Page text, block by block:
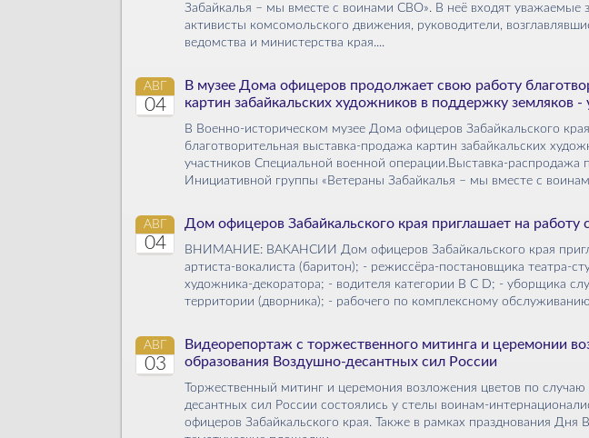
Забайкалья – мы вместе с воинами СВО». В неё входят уважаемые
активисты комсомольского движения, руководители,
ведомства и министерства края....
АВГ
04
В музее Дома офицеров продолжает свою работу
картин забайкальских художников в поддержку земляков
В Военно-историческом музее Дома офицеров Забайкальского
благотворительная выставка-продажа картин забайкальских
участников Специальной военной операции.Выставка-распродажа
Инициативной группы «Ветераны Забайкалья – мы вместе с
АВГ
04
Дом офицеров Забайкальского края приглашает на работу
ВНИМАНИЕ: ВАКАНСИИ Дом офицеров Забайкальского края
артиста-вокалиста (баритон); - режиссёра-постановщика театра-
художника-декоратора; - водителя категории B C D; - уборщика
территории (дворника); - рабочего по комплексному
АВГ
03
Видеорепортаж с торжественного митинга и церемонии
образования Воздушно-десантных сил России
Торжественный митинг и церемония возложения цветов по
десантных сил России состоялись у стелы воинам-
офицеров Забайкальского края. Также в рамках празднования